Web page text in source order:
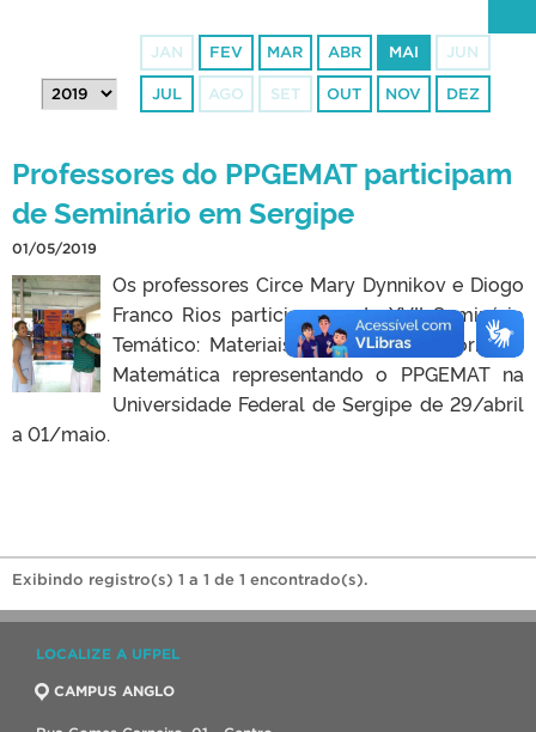
PORTARIAS
JAN FEV MAR ABR MAI JUN
JUL AGO SET OUT NOV DEZ
Professores do PPGEMAT participam
de Seminário em Sergipe
01/05/2019
Os professores Circe Mary Dynnikov e Diogo
Franco Rios participaram do XVII Seminário
Temático: Materiais Didáticos e História da
Matemática representando o PPGEMAT na
Universidade Federal de Sergipe de 29/abril
a 01/maio.
Exibindo registro(s) 1 a 1 de 1 encontrado(s).
LOCALIZE A UFPEL
CAMPUS ANGLO